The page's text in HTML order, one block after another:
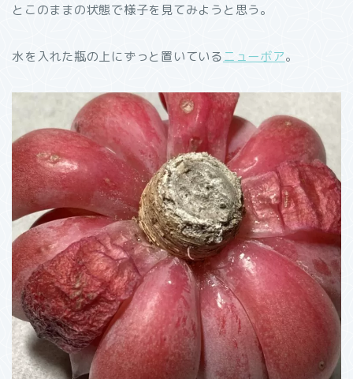
とこのままの状態で様子を見てみようと思う。
水を入れた瓶の上にずっと置いているニューボア。